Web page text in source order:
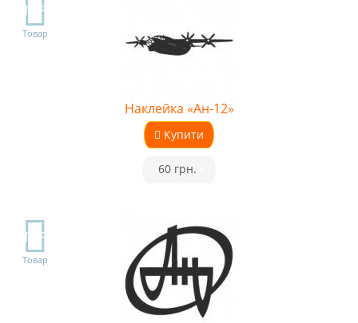
TOP
Товар
Наклейка «Ан-12»
Купити
60 грн.
TOP
Товар